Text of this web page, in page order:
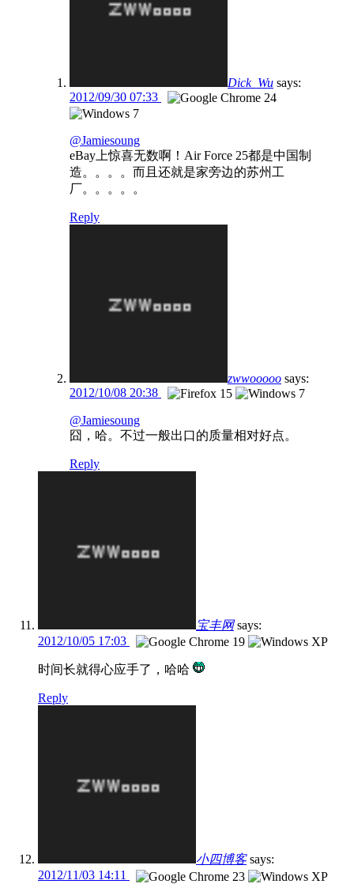
Dick_Wu says:
2012/09/30 07:33
@Jamiesoung
eBay上惊喜无数啊！Air Force 25都是中国制
造。。。。而且还就是家旁边的苏州工
厂。。。。。
Reply
zwwooooo says:
2012/10/08 20:38
@Jamiesoung
囧，哈。不过一般出口的质量相对好点。
Reply
宝丰网 says:
2012/10/05 17:03
时间长就得心应手了，哈哈
Reply
小四博客 says:
2012/11/03 14:11